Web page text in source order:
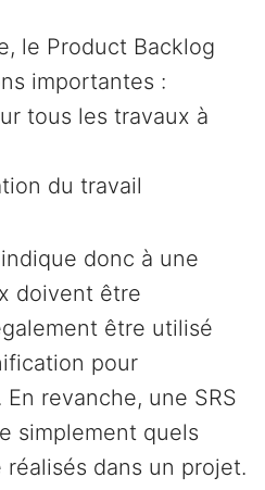
le Product Backlog
importantes :
tous les travaux à
du travail
donc à une
doivent être
être utilisé
pour
revanche, une SRS
simplement quels
dans un projet.